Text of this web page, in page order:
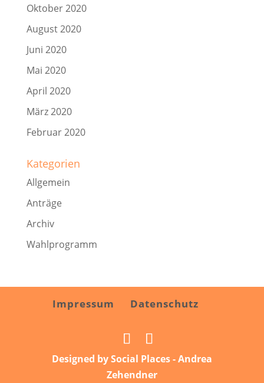
Oktober 2020
August 2020
Juni 2020
Mai 2020
April 2020
März 2020
Februar 2020
Kategorien
Allgemein
Anträge
Archiv
Wahlprogramm
Impressum Datenschutz
Designed by Social Places - Andrea
Zehendner